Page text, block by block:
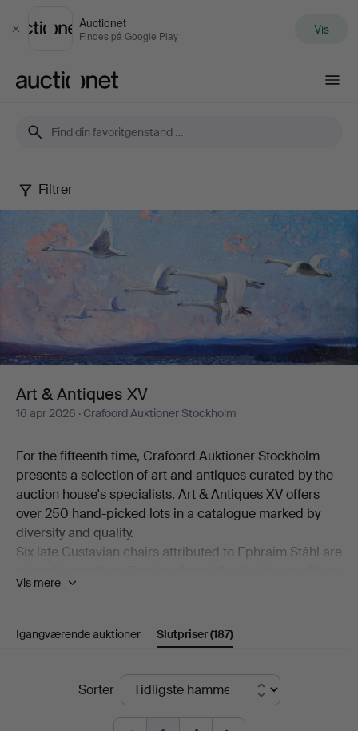
Luk
Auctionet
Findes på Google Play Vis
Art
Antiques
Filtrer
Art & Antiques XV
16 apr 2026 · Crafoord Auktioner Stockholm
For the fifteenth time, Crafoord Auktioner Stockholm
presents a selection of art and antiques curated by the
auction house's specialists. Art & Antiques XV offers
over 250 hand-picked lots in a catalogue marked by
diversity and quality.
Six late Gustavian chairs attributed to Ephraim Ståhl are
made by Anders Arvidsson Castman in Eksjö in 1793
Madrid's starting eleven from 1966. And on the
bookshelf stands a copy of C L Grubb's substantial
century. Add to this a wealth of beautiful objects,
including a mahogany chiffonier by Carl Hendric Blom,
a Japonesque folding screen, a ladle holder, a cameo
Vis mere
Igangværende auktioner Slutpriser(187)
SlutpriserSorter